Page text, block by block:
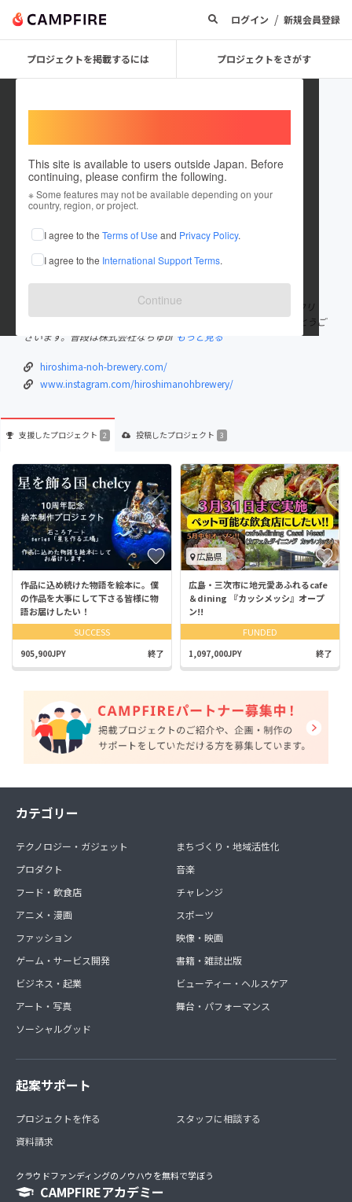
ログイン / 新規会員登録
プロジェクトを掲載するには プロジェクトをさがす
This site is available to users outside Japan. Before
continuing, please confirm the following.
※ Some features may not be available depending on your
country, region, or project.
I agree to the Terms of Use and Privacy Policy.
I agree to the International Support Terms.
Continue
nachubio
これまでに2回支援して3件のプロジェクトを投稿しています
在住国：日本 現在地：広島県
出身国：日本 出身地：広島県
はじめまして！HIROSHIMA NOH BREWERY（ヒロシマノウブルワリ
ー）の岡田と申します。 私たちのページをご覧いただき、ありがとうご
ざいます。普段は株式会社なちゅbi もっと見る
hiroshima-noh-brewery.com/
www.instagram.com/hiroshimanohbrewery/
支援したプロジェクト 2 投稿したプロジェクト 3
作品に込め続けた物語を絵本に。僕
の作品を大事にして下さる皆様に物
語お届けしたい！
SUCCESS
905,900JPY 終了
広島県
広島・三次市に地元愛あふれるcafe
＆dining 『カッシメッシ』オープ
ン!!
FUNDED
1,097,000JPY 終了
カテゴリー
テクノロジー・ガジェット
プロダクト
フード・飲食店
アニメ・漫画
ファッション
ゲーム・サービス開発
ビジネス・起業
アート・写真
ソーシャルグッド
まちづくり・地域活性化
音楽
チャレンジ
スポーツ
映像・映画
書籍・雑誌出版
ビューティー・ヘルスケア
舞台・パフォーマンス
起案サポート
プロジェクトを作る
資料請求
スタッフに相談する
クラウドファンディングのノウハウを無料で学ぼう
CAMPFIREアカデミー